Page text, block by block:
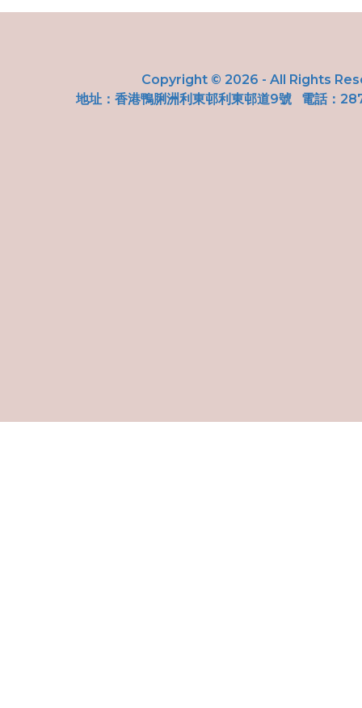
Copyright © 2026 - All Rights
地址： 香港鴨脷洲利東邨利東邨道9號 電話：